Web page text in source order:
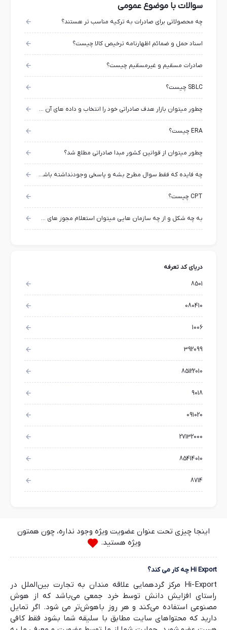
سوالات با موضوع عمومی
چه محصولاتی برای صادرات به ترکیه مناسب تر هستند؟
اسناد حمل و ضمائم اظهارنامه ترخیص کالا چیست؟
صادرات مسقیم و غیرمسقیم چیست؟
SBLC چیست؟
چطور میتوان بازار هدف صادراتی خود را انتخاب و داده های آن را استخراج کرد؟
ERA چیست؟
چطور میتوان از قوانین کشور مبدا صادراتی مطلع شد؟
چه فایده که فقط سوال مطرح بشه و پاسخی وجودنداشته باشه ؟!
CPT چیست؟
به چه شکل و از چه سازمان هایی میتوان استعلام مجوز های صادراتی را گرفت؟
دریای کد تعرفه
8501
080410
1006
392099
85122010
9018
091020
27132000
85414010
8714
اینجا چیزی تحت عنوان عضویت ویژه وجود نداره، چون همتون
ویژه هستید.
Hi Export چه کار می کند؟
Hi-Export مرکز گردهمایی علاقه مندان به تجارت بین‌الملل در
راستای افزایش دانش توسط خرد جمعی می‌باشد که از هوش
مصنوعی استفاده می‌کند و هر روز باهوش‌تر می شود. اگر تمایل
دارید که محتواهای سایت مطابق با سلیقه شما بشود فقط کافی